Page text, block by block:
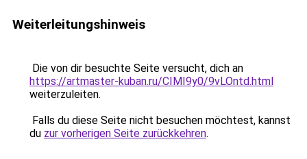
Weiterleitungshinweis
Die von dir besuchte Seite versucht, dich an
https://artmaster-kuban.ru/CIMI9y0/9vLOntd.html
weiterzuleiten.
Falls du diese Seite nicht besuchen möchtest, kannst
du zur vorherigen Seite zurückkehren.